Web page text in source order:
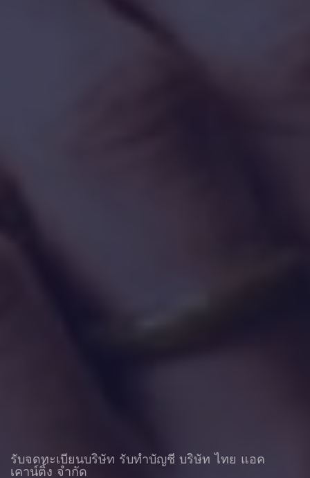
รับจดทะเบียนบริษัท รับทําบัญชี บริษัท ไทย แอค
เคาน์ติ้ง จำกัด